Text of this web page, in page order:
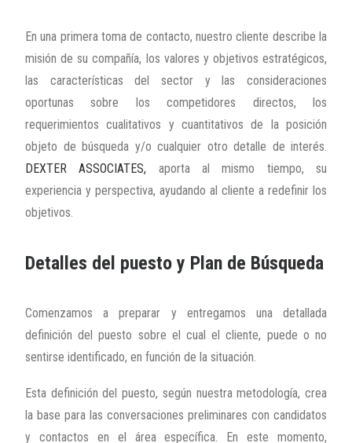
En una primera toma de contacto, nuestro cliente describe la
misión de su compañía, los valores y objetivos estratégicos,
las características del sector y las consideraciones
oportunas sobre los competidores directos, los
requerimientos cualitativos y cuantitativos de la posición
objeto de búsqueda y/o cualquier otro detalle de interés.
DEXTER ASSOCIATES, aporta al mismo tiempo, su
experiencia y perspectiva, ayudando al cliente a redefinir los
objetivos.
Detalles del puesto y Plan de Búsqueda
Comenzamos a preparar y entregamos una detallada
definición del puesto sobre el cual el cliente, puede o no
sentirse identificado, en función de la situación.
Esta definición del puesto, según nuestra metodología, crea
la base para las conversaciones preliminares con candidatos
y contactos en el área específica. En este momento,